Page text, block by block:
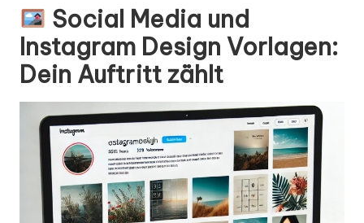
Social Media und
Instagram Design Vorlagen:
Dein Auftritt zählt